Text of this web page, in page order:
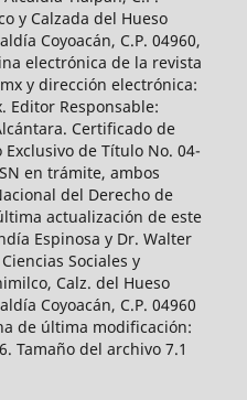
y Calzada del Hueso
Coyoacán, C.P. 04960,
electrónica de la revista
y dirección electrónica:
Editor Responsable:
Certificado de
Exclusivo de Título No. 04-
en trámite, ambos
del Derecho de
actualización de este
Espinosa y Dr. Walter
Sociales y
Calz. del Hueso
Coyoacán, C.P. 04960
de última modificación:
Tamaño del archivo 7.1